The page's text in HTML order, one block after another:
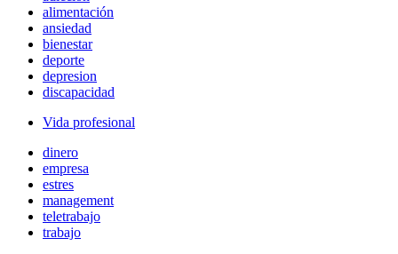
alimentación
ansiedad
bienestar
deporte
depresion
discapacidad
Vida profesional
dinero
empresa
estres
management
teletrabajo
trabajo